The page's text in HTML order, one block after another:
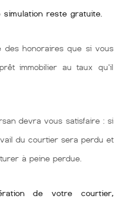
reste gratuite.
des honoraires que si vous
immobilier au taux qu'il
devra vous satisfaire : si
du courtier sera perdu et
à peine perdue.
de votre courtier,